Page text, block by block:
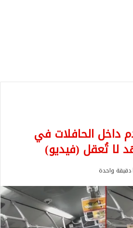
داخل الحافلات في
لا تُعقل (فيديو)
دقيقة واحدة